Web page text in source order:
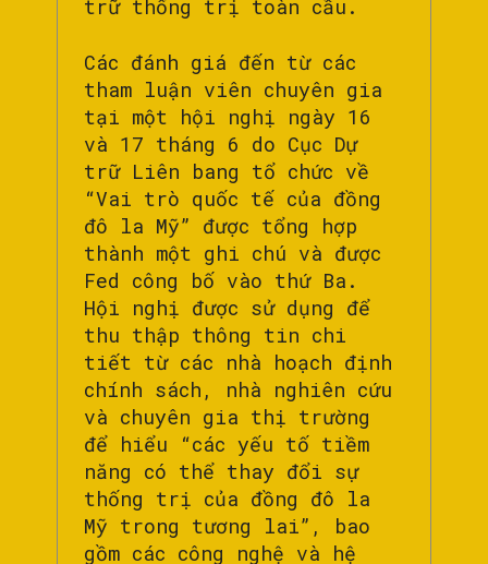
trữ thống trị toàn cầu.
Các đánh giá đến từ các
tham luận viên chuyên gia
tại một hội nghị ngày 16
và 17 tháng 6 do Cục Dự
trữ Liên bang tổ chức về
“Vai trò quốc tế của đồng
đô la Mỹ” được tổng hợp
thành một ghi chú và được
Fed công bố vào thứ Ba.
Hội nghị được sử dụng để
thu thập thông tin chi
tiết từ các nhà hoạch định
chính sách, nhà nghiên cứu
và chuyên gia thị trường
để hiểu “các yếu tố tiềm
năng có thể thay đổi sự
thống trị của đồng đô la
Mỹ trong tương lai”, bao
gồm các công nghệ và hệ